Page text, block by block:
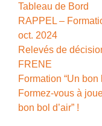
Tableau de Bord
RAPPEL –
oct. 2024
Relevés de
FRENE
Formation “Un
Formez-vous à
bon bol d’air” !